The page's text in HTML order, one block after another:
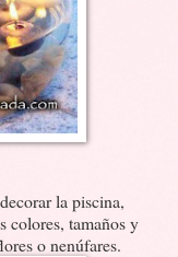
la piscina,
colores, tamaños y
o nenúfares.